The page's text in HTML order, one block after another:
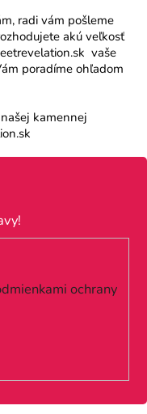
radi vám pošleme
akú veľkosť
vaše
poradíme ohľadom
kamennej
ochrany